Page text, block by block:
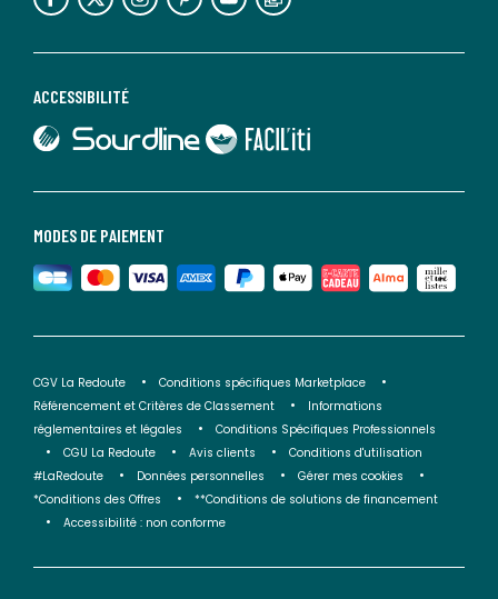
MODES DE PAIEMENT
ACCESSIBILITÉ
lien vers Sourdline
lien vers Faciliti
CGV La Redoute
Conditions spécifiques Marketplace
Référencement et Critères de Classement
Informations
réglementaires et légales
Conditions Spécifiques Professionnels
CGU La Redoute
Avis clients
Conditions d'utilisation
#LaRedoute
Données personnelles
Gérer mes cookies
*Conditions des Offres
**Conditions de solutions de financement
Accessibilité : non conforme